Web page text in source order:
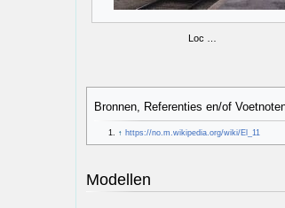
Loc …
Bronnen, Referenties en/of
↑ https://no.m.wikipedia.org/wiki/El_11
Modellen